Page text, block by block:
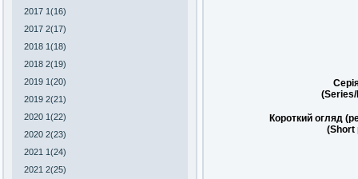
2017 1(16)
2017 2(17)
2018 1(18)
2018 2(19)
2019 1(20)
2019 2(21)
2020 1(22)
2020 2(23)
2021 1(24)
2021 2(25)
Короткий огляд
(Short